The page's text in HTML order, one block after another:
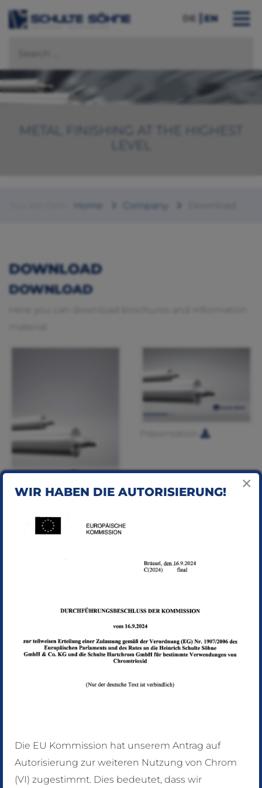
DE EN
DOWNLOAD
DOWNLOAD
Präsentation
Einzelseiten Pressplatten
CERTIFICATES
TERMS AND CONDITIONS OF
BUSINESS
Terms And Conditions of Business (pdf, 120 kB)
×
WIR HABEN DIE AUTORISIERUNG!
Die EU Kommission hat unserem Antrag auf
Autorisierung zur weiteren Nutzung von Chrom
(VI) zugestimmt. Dies bedeutet, dass wir